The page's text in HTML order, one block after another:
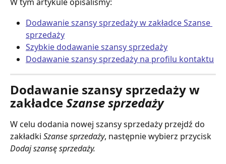
W tym artykule opisaliśmy:
Dodawanie szansy sprzedaży w zakładce Szanse
sprzedaży
Szybkie dodawanie szansy sprzedaży
Dodawanie szansy sprzedaży na profilu kontaktu
Dodawanie szansy sprzedaży w
zakładce Szanse sprzedaży
W celu dodania nowej szansy sprzedaży przejdź do
zakładki Szanse sprzedaży, następnie wybierz przycisk
Dodaj szansę sprzedaży.